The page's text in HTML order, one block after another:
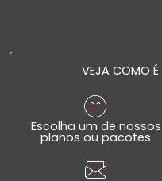
VEJA COMO É
Escolha um de nossos
planos ou pacotes